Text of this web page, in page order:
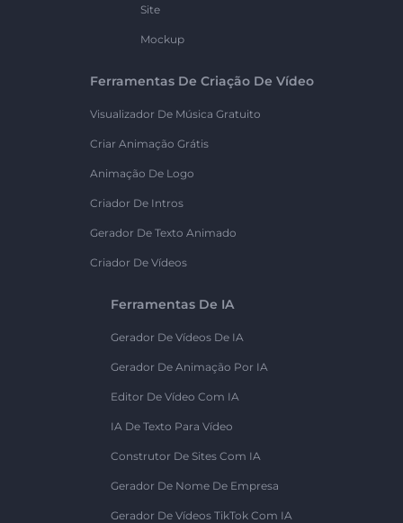
Site
Mockup
Ferramentas De Criação De Vídeo
Visualizador De Música Gratuito
Criar Animação Grátis
Animação De Logo
Criador De Intros
Gerador De Texto Animado
Criador De Vídeos
Ferramentas De IA
Gerador De Vídeos De IA
Gerador De Animação Por IA
Editor De Vídeo Com IA
IA De Texto Para Vídeo
Construtor De Sites Com IA
Gerador De Nome De Empresa
Gerador De Vídeos TikTok Com IA